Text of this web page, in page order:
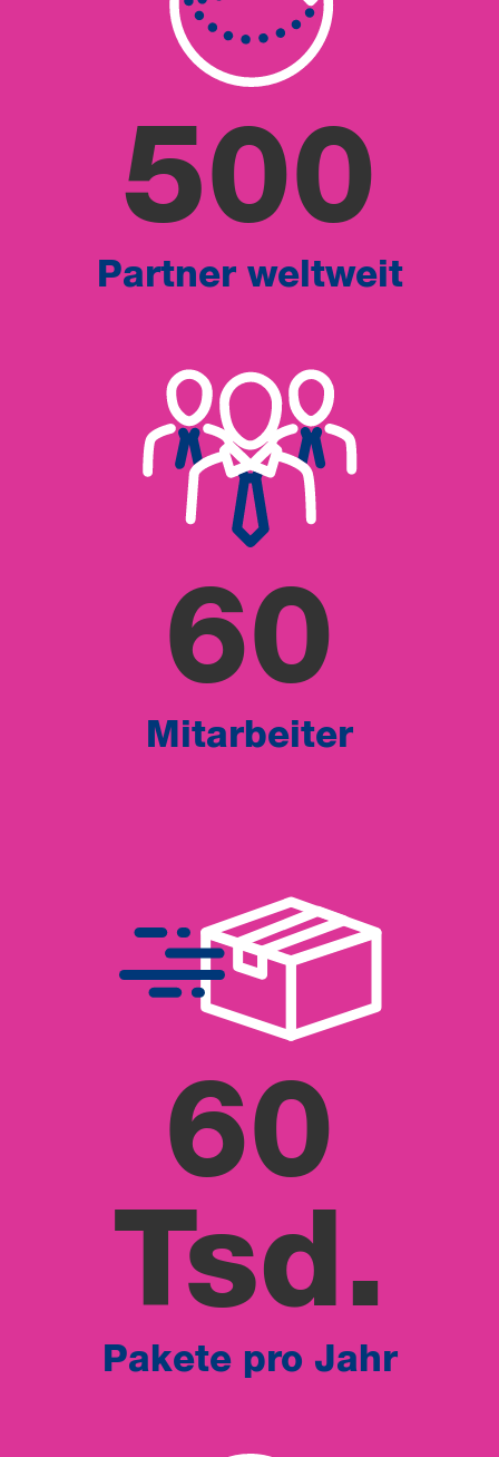
500
Partner weltweit
60
Mitarbeiter
60
Tsd.
Pakete pro Jahr